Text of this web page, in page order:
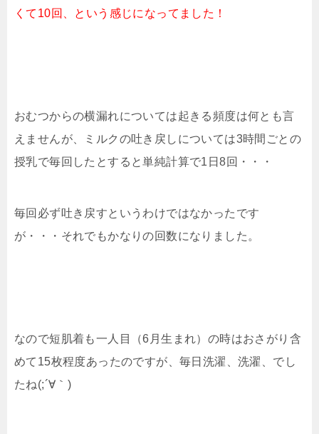
くて10回、という感じになってました！
おむつからの横漏れについては起きる頻度は何とも言
えませんが、ミルクの吐き戻しについては3時間ごとの
授乳で毎回したとすると単純計算で1日8回・・・
毎回必ず吐き戻すというわけではなかったです
が・・・それでもかなりの回数になりました。
なので短肌着も一人目（6月生まれ）の時はおさがり含
めて15枚程度あったのですが、毎日洗濯、洗濯、でし
たね(;´∀｀)